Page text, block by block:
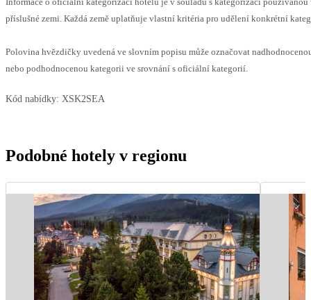
příslušné zemi. Každá země uplatňuje vlastní kritéria pro udělení konkrétní
Polovina hvězdičky uvedená ve slovním popisu může označovat
nebo podhodnocenou kategorii ve srovnání s oficiální kategorií.
Kód nabídky: XSK2SEA
Podobné hotely v regionu